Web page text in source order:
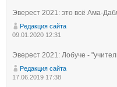
Эверест 2021: это всё Ама-
Редакция сайта
09.01.2020 12:31
Эверест 2021: Лобуче -
Редакция сайта
17.06.2019 17:38